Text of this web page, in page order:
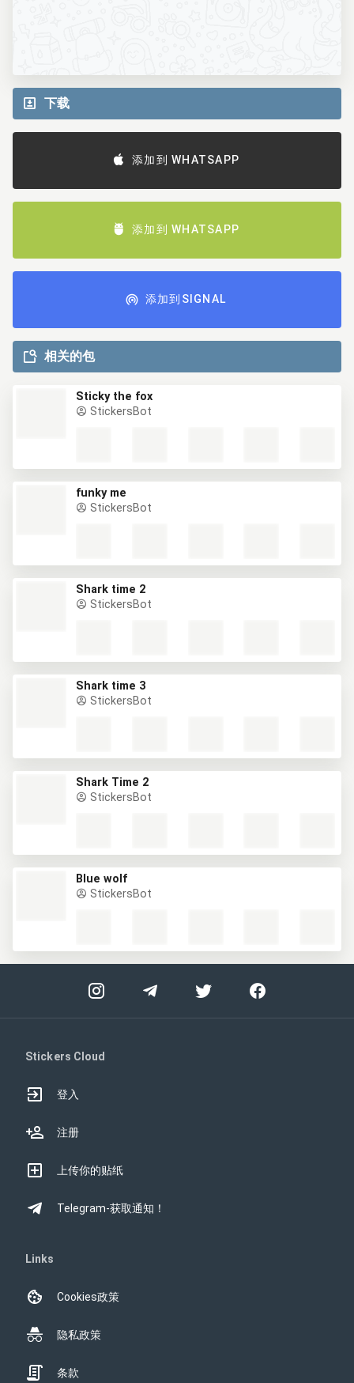
下载
添加到 WHATSAPP
添加到 WHATSAPP
添加到SIGNAL
相关的包
Sticky the fox
StickersBot
funky me
StickersBot
Shark time 2
StickersBot
Shark time 3
StickersBot
Shark Time 2
StickersBot
Blue wolf
StickersBot
Stickers Cloud
登入
注册
上传你的贴纸
Telegram-获取通知！
Links
Cookies政策
隐私政策
条款